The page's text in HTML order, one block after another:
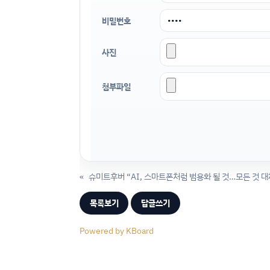
비밀번호
사진
첨부파일
« 슈미트후버 “AI, 스마트폰처럼 범용화 될 것…모든 것
목록보기 답글쓰기
Powered by KBoard